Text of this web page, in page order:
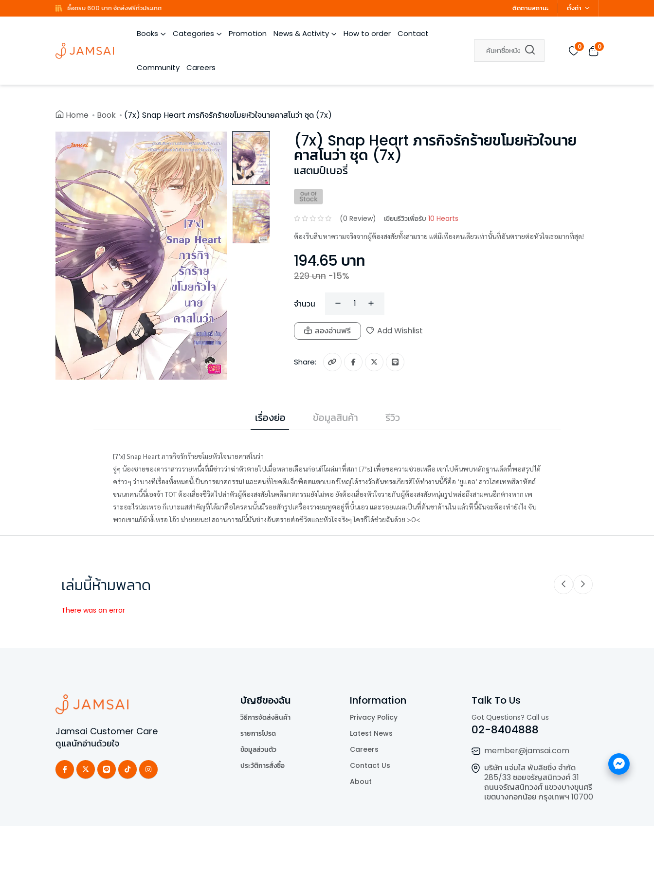
ซื้อครบ 600 บาท จัดส่งฟรีทั่วประเทศ ติดตามสถานะ ตั้งค่า
Books Categories Promotion News & Activity How to order Contact
Community Careers
0 0
Home Book (7x) Snap Heart ภารกิจรักร้ายขโมยหัวใจนายคาสโนว่า ชุด (7x)
(7x) Snap Heart ภารกิจรักร้ายขโมยหัวใจนาย
คาสโนว่า ชุด (7x)
แสตมป์เบอรี่
(0 Review) เขียนรีวิวเพื่อรับ 10 Hearts
ต้องรีบสืบหาความจริงจากผู้ต้องสงสัยทั้งสามราย แต่มีเพียงคนเดียวเท่านั้นที่อันตรายต่อหัวใจเธอมากที่สุด!
194.65 บาท
229บาท -15%
จำนวน
ลองอ่านฟรี Add Wishlist
Share:
เรื่องย่อ ข้อมูลสินค้า รีวิว
[7'x] Snap Heart ภารกิจรักร้ายขโมยหัวใจนายคาสโนว่า
จู่ๆ น้องชายของดาราสาวรายหนึ่งที่มีข่าวว่าฆ่าตัวตายไปเมื่อหลายเดือนก่อนก็โผล่มาที่สภา [7’s] เพื่อขอความช่วยเหลือ เขาไปค้นพบหลักฐานเด็ดที่พอสรุปได้
คร่าวๆ ว่าบางทีเรื่องทั้งหมดนี้เป็นการฆาตกรรม! และคนที่โชคดีแจ็กพ็อตแตกเบอร์ใหญ่ได้รางวัลอันทรงเกียรติให้ทำงานนี้ก็คือ ‘ยูแอล’ สาวโสดเทพธิดาหัตถ์
ขนนกคนนี้นี่เองจ้า TOT ต้องเสี่ยงชีวิตไปล่าตัวผู้ต้องสงสัยในคดีฆาตกรรมยังไม่พอ ยังต้องเสี่ยงหัวใจวายกับผู้ต้องสงสัยหนุ่มรูปหล่อถึงสามคนอีกต่างหาก เพ
ราะอะไรน่ะเหรอ ก็เบาะแสสำคัญที่ได้มาคือใครคนนั้นมีรอยสักรูปเครื่องรางยมทูตอยู่ที่บั้นเอว และรอยแผลเป็นที่ต้นขาด้านใน แล้วทีนี้ฉันจะต้องทำยังไง จับ
พวกเขาแก้ผ้างี้เหรอ โอ้ว ม่ายยยนะ! สถานการณ์นี้มันช่างอันตรายต่อชีวิตและหัวใจจริงๆ ใครก็ได้ช่วยฉันด้วย >O<
เล่มนี้ห้ามพลาด
There was an error
Jamsai Customer Care
ดูแลนักอ่านด้วยใจ
บัญชีของฉัน
วิธีการจัดส่งสินค้า
รายการโปรด
ข้อมูลส่วนตัว
ประวัติการสั่งซื้อ
Information
Privacy Policy
Latest News
Careers
Contact Us
About
Talk To Us
Got Questions? Call us
02-8404888
member@jamsai.com
บริษัท แจ่มใส พับลิชชิ่ง จำกัด
285/33 ซอยจรัญสนิทวงศ์ 31
ถนนจรัญสนิทวงศ์ แขวงบางขุนศรี
เขตบางกอกน้อย กรุงเทพฯ 10700